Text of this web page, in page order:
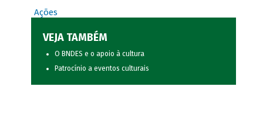
Ações
VEJA TAMBÉM
O BNDES e o apoio à cultura
Patrocínio a eventos culturais